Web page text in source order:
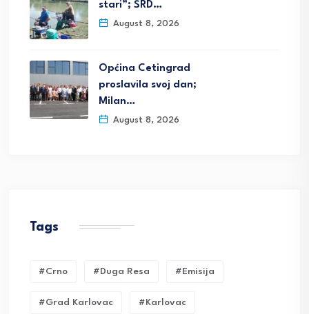
stari”; ŠRD…
August 8, 2026
Općina Cetingrad
proslavila svoj dan;
Milan…
August 8, 2026
Tags
#crno #duga Resa #emisija
#grad Karlovac #karlovac